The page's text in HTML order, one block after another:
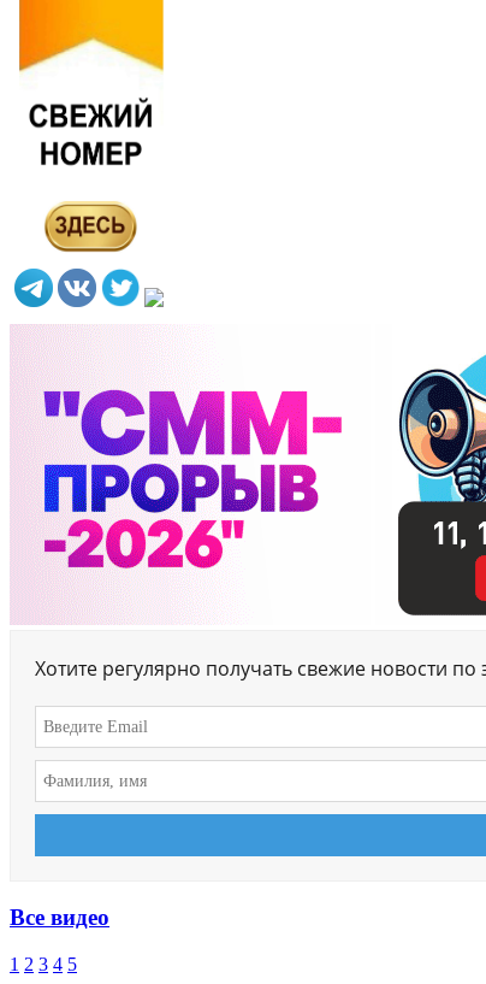
Хотите регулярно получать свежие новости
Все видео
1 2 3 4 5